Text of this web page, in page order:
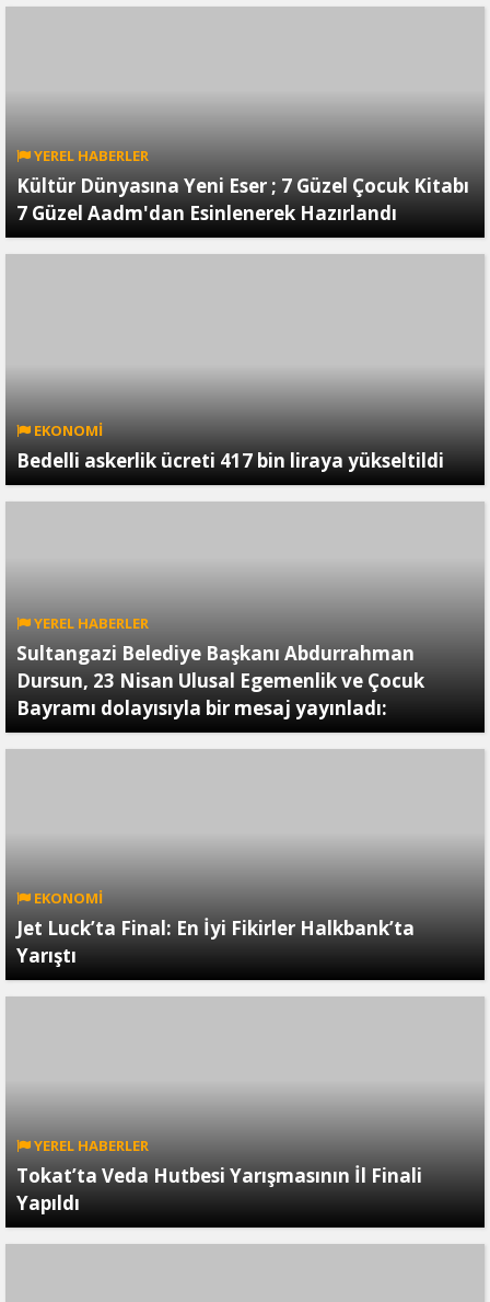
YEREL HABERLER
Kültür Dünyasına Yeni Eser ; 7 Güzel Çocuk Kitabı
7 Güzel Aadm'dan Esinlenerek Hazırlandı
EKONOMİ
Bedelli askerlik ücreti 417 bin liraya yükseltildi
YEREL HABERLER
Sultangazi Belediye Başkanı Abdurrahman
Dursun, 23 Nisan Ulusal Egemenlik ve Çocuk
Bayramı dolayısıyla bir mesaj yayınladı:
EKONOMİ
Jet Luck’ta Final: En İyi Fikirler Halkbank’ta
Yarıştı
YEREL HABERLER
Tokat’ta Veda Hutbesi Yarışmasının İl Finali
Yapıldı